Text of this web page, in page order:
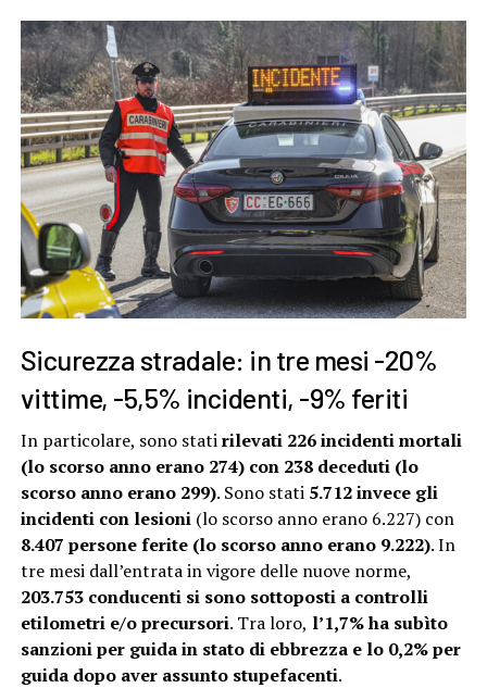
Sicurezza stradale: in tre mesi -20%
vittime, -5,5% incidenti, -9% feriti
In particolare, sono statirilevati 226 incidenti mortali
(lo scorso anno erano 274) con 238 deceduti (lo
scorso anno erano 299). Sono stati5.712 invece gli
incidenti con lesioni(lo scorso anno erano 6.227) con
8.407 persone ferite (lo scorso anno erano 9.222). In
tre mesi dall’entrata in vigore delle nuove norme,
203.753 conducenti si sono sottoposti a controlli
etilometri e/o precursori. Tra loro, l’1,7% ha subìto
sanzioni per guida in stato di ebbrezza e lo 0,2% per
guida dopo aver assunto stupefacenti.